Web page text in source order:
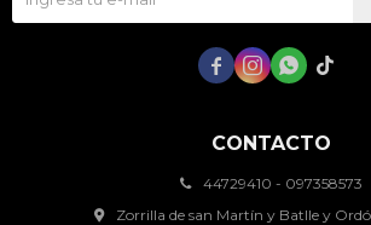
CONTACTO
44729410 - 097358573
Zorrilla de san Martín y Batlle y
   